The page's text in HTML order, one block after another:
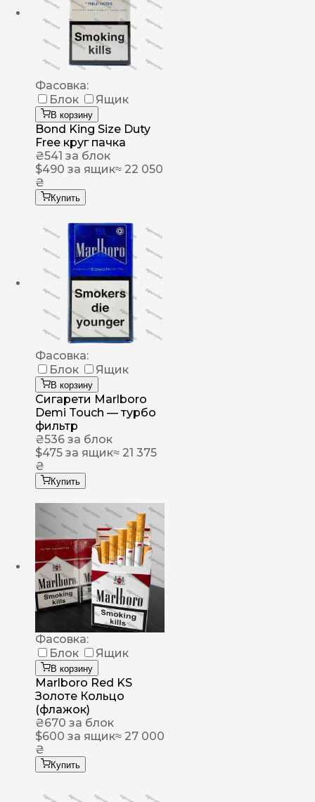
Фасовка:
Блок
Ящик
В корзину
Bond King Size Duty
Free круг пачка
₴541 за блок
$490 за ящик≈ 22 050
₴
Купить
Фасовка:
Блок
Ящик
В корзину
Сигарети Marlboro
Demi Touch — турбо
фильтр
₴536 за блок
$475 за ящик≈ 21 375
₴
Купить
Фасовка:
Блок
Ящик
В корзину
Marlboro Red KS
Золоте Кольцо
(флажок)
₴670 за блок
$600 за ящик≈ 27 000
₴
Купить